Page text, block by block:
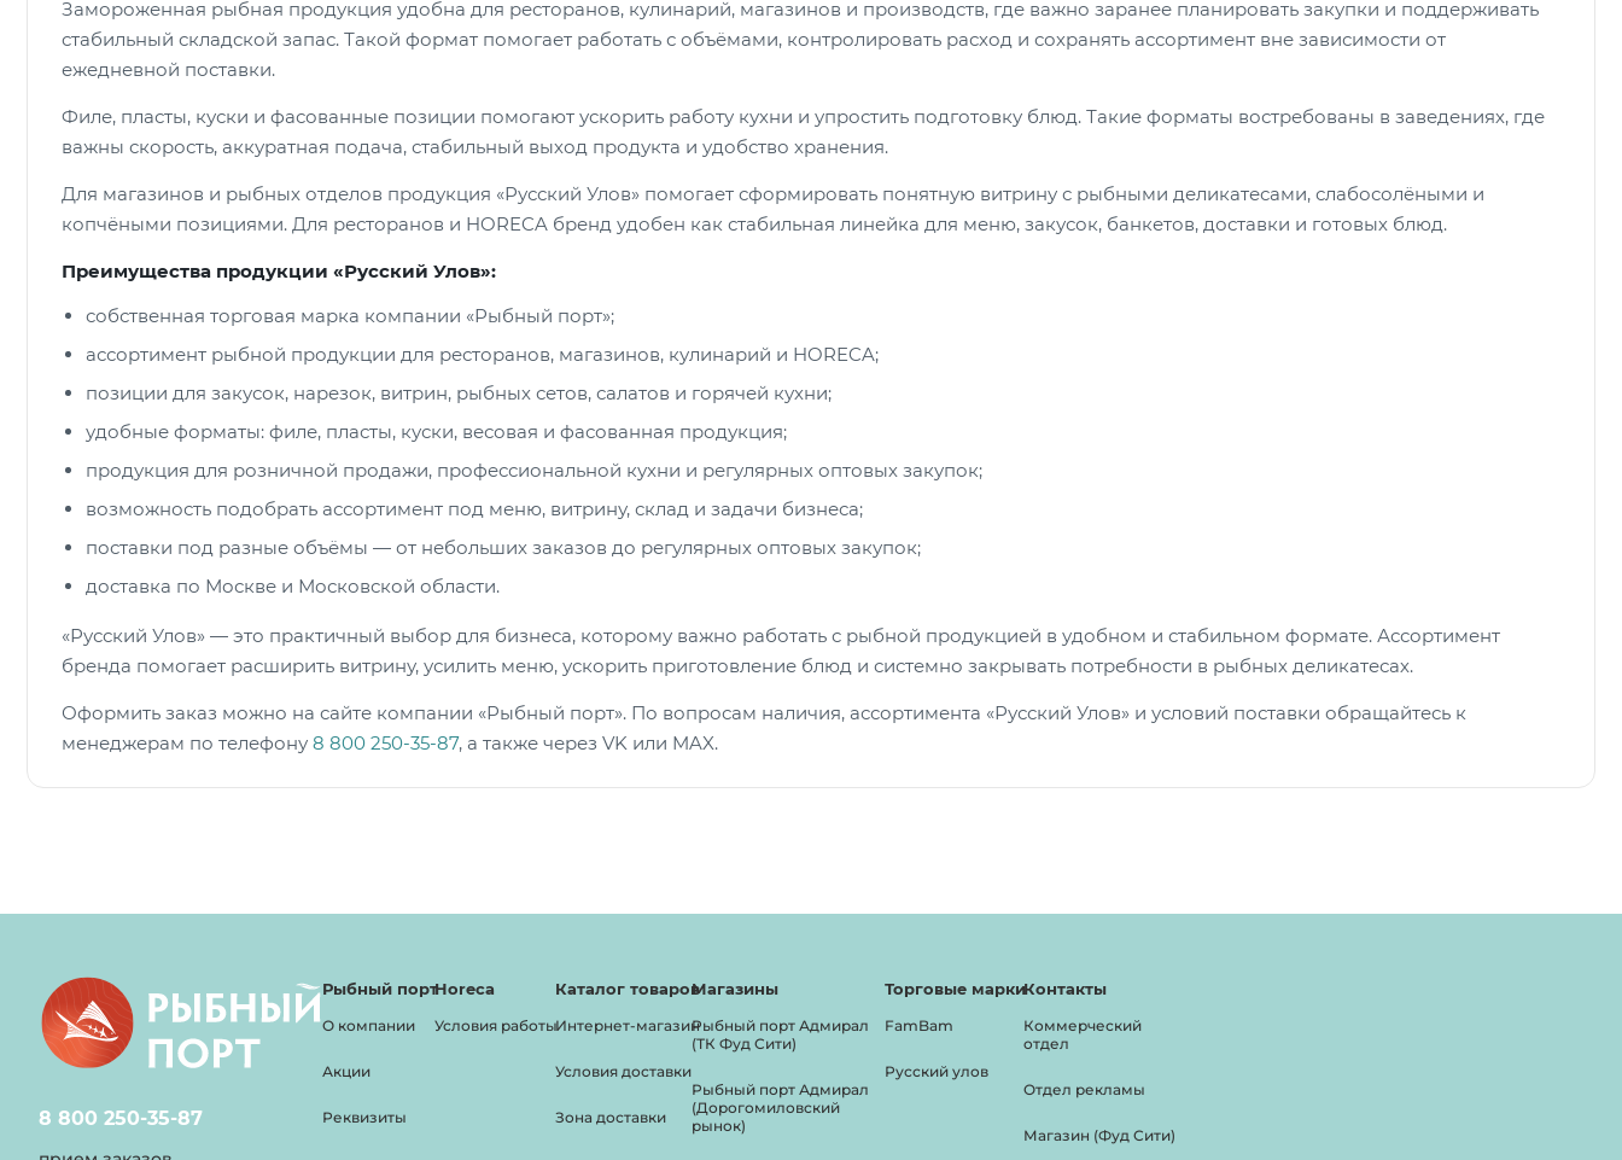
Замороженная рыбная продукция удобна для ресторанов, кулинарий, магазинов и производств, где важно заранее планировать закупки и поддерживать
стабильный складской запас. Такой формат помогает работать с объёмами, контролировать расход и сохранять ассортимент вне зависимости от
ежедневной поставки.
Филе, пласты, куски и фасованные позиции помогают ускорить работу кухни и упростить подготовку блюд. Такие форматы востребованы в заведениях, где
важны скорость, аккуратная подача, стабильный выход продукта и удобство хранения.
Для магазинов и рыбных отделов продукция «Русский Улов» помогает сформировать понятную витрину с рыбными деликатесами, слабосолёными и
копчёными позициями. Для ресторанов и HORECA бренд удобен как стабильная линейка для меню, закусок, банкетов, доставки и готовых блюд.
Преимущества продукции «Русский Улов»:
собственная торговая марка компании «Рыбный порт»;
ассортимент рыбной продукции для ресторанов, магазинов, кулинарий и HORECA;
позиции для закусок, нарезок, витрин, рыбных сетов, салатов и горячей кухни;
удобные форматы: филе, пласты, куски, весовая и фасованная продукция;
продукция для розничной продажи, профессиональной кухни и регулярных оптовых закупок;
возможность подобрать ассортимент под меню, витрину, склад и задачи бизнеса;
поставки под разные объёмы — от небольших заказов до регулярных оптовых закупок;
доставка по Москве и Московской области.
«Русский Улов» — это практичный выбор для бизнеса, которому важно работать с рыбной продукцией в удобном и стабильном формате. Ассортимент
бренда помогает расширить витрину, усилить меню, ускорить приготовление блюд и системно закрывать потребности в рыбных деликатесах.
Оформить заказ можно на сайте компании «Рыбный порт». По вопросам наличия, ассортимента «Русский Улов» и условий поставки обращайтесь к
менеджерам по телефону 8 800 250-35-87, а также через VK или MAX.
8 800 250-35-87
Рыбный порт
О компании
Акции
Реквизиты
Horeca
Условия работы
Каталог товаров
Интернет-магазин
Условия доставки
Зона доставки
Магазины
Рыбный порт Адмирал
(ТК Фуд Сити)
Рыбный порт Адмирал
(Дорогомиловский
рынок)
Торговые марки
FamBam
Русский улов
Контакты
Коммерческий
отдел
Отдел рекламы
Магазин (Фуд Сити)